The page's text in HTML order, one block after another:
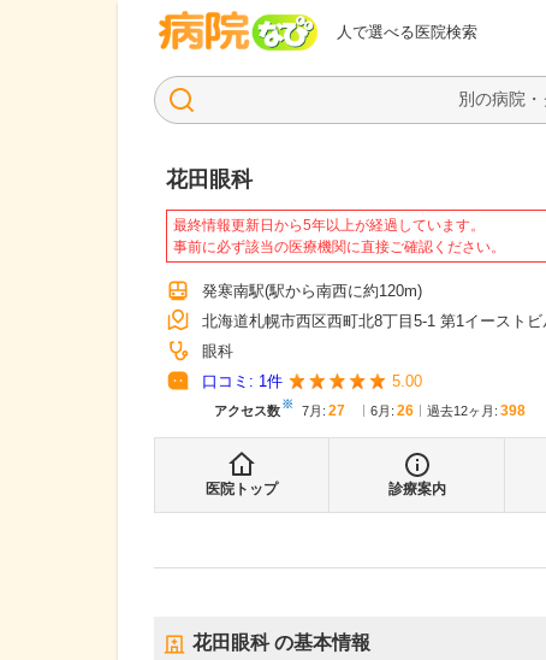
人で選べる医院検索
病院なび
花田眼科
最終情報更新日から5年以上が経過しています。
事前に必ず該当の医療機関に直接ご確認ください。
発寒南駅(駅から南西に約120m)
北海道札幌市西区西町北8丁目5-1 第1イーストビ
眼科
口コミ: 1件 5.00
アクセス数※ 7月 : 27 6月 : 26 過去12ヶ月: 398
医院トップ 診療案内
花田眼科の基本情報